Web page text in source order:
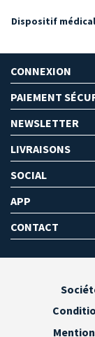
Dispositif
CONNEXION
PAIEMENT
NEWSLETTER
LIVRAISONS
SOCIAL
APP
CONTACT